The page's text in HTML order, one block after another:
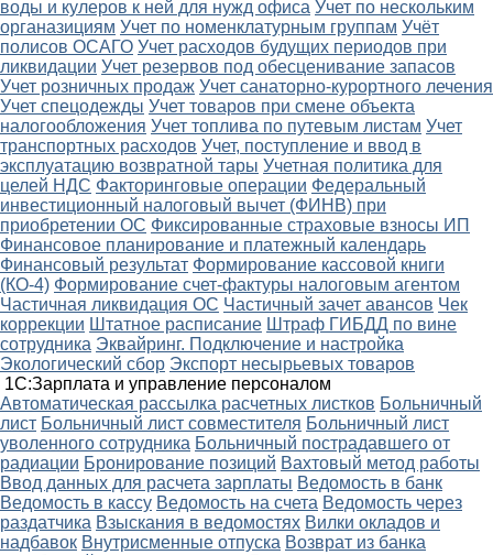
воды и кулеров к ней для нужд офиса Учет по нескольким
органазициям Учет по номенклатурным группам Учёт
полисов ОСАГО Учет расходов будущих периодов при
ликвидации Учет резервов под обесценивание запасов
Учет розничных продаж Учет санаторно-курортного лечения
Учет спецодежды Учет товаров при смене объекта
налогообложения Учет топлива по путевым листам Учет
транспортных расходов Учет, поступление и ввод в
эксплуатацию возвратной тары Учетная политика для
целей НДС Факторинговые операции Федеральный
инвестиционный налоговый вычет (ФИНВ) при
приобретении ОС Фиксированные страховые взносы ИП
Финансовое планирование и платежный календарь
Финансовый результат Формирование кассовой книги
(КО-4) Формирование счет-фактуры налоговым агентом
Частичная ликвидация ОС Частичный зачет авансов Чек
коррекции Штатное расписание Штраф ГИБДД по вине
сотрудника Эквайринг. Подключение и настройка
Экологический сбор Экспорт несырьевых товаров
1С:Зарплата и управление персоналом
Автоматическая рассылка расчетных листков Больничный
лист Больничный лист совместителя Больничный лист
уволенного сотрудника Больничный пострадавшего от
радиации Бронирование позиций Вахтовый метод работы
Ввод данных для расчета зарплаты Ведомость в банк
Ведомость в кассу Ведомость на счета Ведомость через
раздатчика Взыскания в ведомостях Вилки окладов и
надбавок Внутрисменные отпуска Возврат из банка